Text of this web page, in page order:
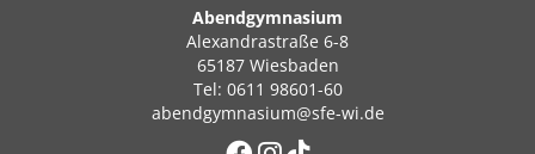
Abendgymnasium
Alexandrastraße 6-8
65187 Wiesbaden
Tel: 0611 98601-60
abendgymnasium@sfe-wi.de